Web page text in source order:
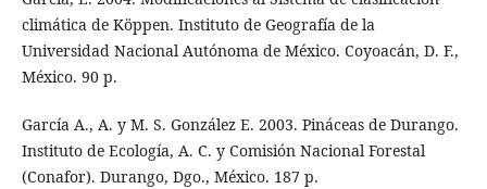
climática de Köppen. Instituto de Geografía de la
Universidad Nacional Autónoma de México. Coyoacán, D. F.,
México. 90 p.
García A., A. y M. S. González E. 2003. Pináceas de Durango.
Instituto de Ecología, A. C. y Comisión Nacional Forestal
(Conafor). Durango, Dgo., México. 187 p.